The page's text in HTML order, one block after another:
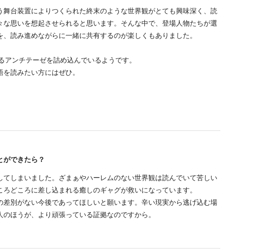
舞台装置によりつくられた終末のような世界観がとても興味深く、読
思いを想起させられると思います。そんな中で、登場人物たちが選
読み進めながらに一緒に共有するのが楽しくもありました。
アンチテーゼを詰め込んでいるようです。
読みたい方にはぜひ。
できたら？
しまいました。ざまぁやハーレムのない世界観は読んでいて苦しい
どころに差し込まれる癒しのギャグが救いになっています。
別がない今後であってほしいと願います。辛い現実から逃げ込む場
ほうが、より頑張っている証拠なのですから。